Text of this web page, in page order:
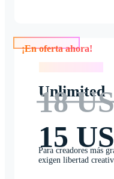
Unlimited
18
15
Para creadores más
exigen libertad